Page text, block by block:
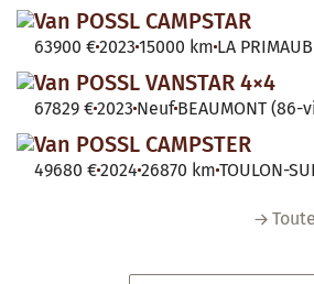
Van POSSL CAMPSTAR
63900 €2023 15000 km LA
Van POSSL VANSTAR 4×4
67829 €2023 Neuf BEAUMONT (86-
Van POSSL CAMPSTER
49680 €2024 26870 km TOULON-